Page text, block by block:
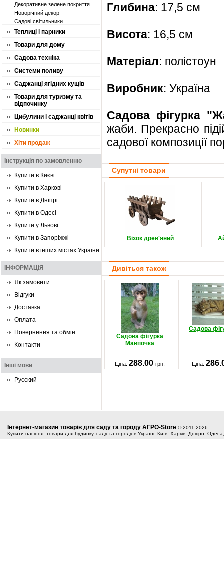
Декоративне зелене покриття
Новорічний декор
Садові світильники
Теплиці і парники
Товари для дому
Садова техніка
Системи поливу
Саджанці ягідних кущів
Товари для туризму та
відпочинку
Цибулини і саджанці квітів
Новинки
Хіти продаж
Інструкція по замовленню
Купити в Києві
Купити в Харкові
Купити в Дніпрі
Купити в Одесі
Купити у Львові
Купити в Запоріжжі
Купити в інших містах України
ІНФОРМАЦІЯ
Як замовити
Відгуки
Доставка
Оплата
Повернення та обмін
Контакти
Інші мови
Русский
Глибина: 17,5 см
Висота: 16,5 см
Матеріал: полістоун
Виробник: Україна
Садова фігурка
жаби. Прекрасно
садової композиції
Супутні товари
Візок древ'яний
Дивіться також
Садова фігурка
Мавпочка
Садова
Ціна: 288.00 грн. Ціна:
Інтернет-магазин товарів для саду та городу АГРО-Store © 2011-2026
Купити насіння, товари для будинку, саду та городу в Україні: Київ, Харків, Дніпро,